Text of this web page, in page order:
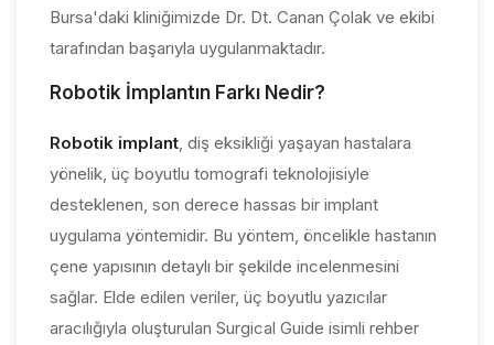
Bursa'daki kliniğimizde Dr. Dt. Canan Çolak ve ekibi
tarafından başarıyla uygulanmaktadır.
Robotik İmplantın Farkı Nedir?
Robotik implant , diş eksikliği yaşayan hastalara
yönelik, üç boyutlu tomografi teknolojisiyle
desteklenen, son derece hassas bir implant
uygulama yöntemidir. Bu yöntem, öncelikle hastanın
çene yapısının detaylı bir şekilde incelenmesini
sağlar. Elde edilen veriler, üç boyutlu yazıcılar
aracılığıyla oluşturulan Surgical Guide isimli rehber